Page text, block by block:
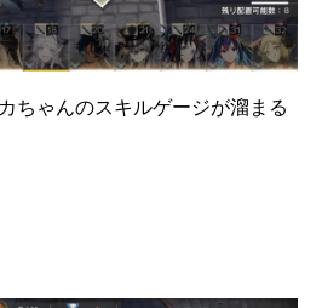
ちゃんのスキルゲージが溜まる